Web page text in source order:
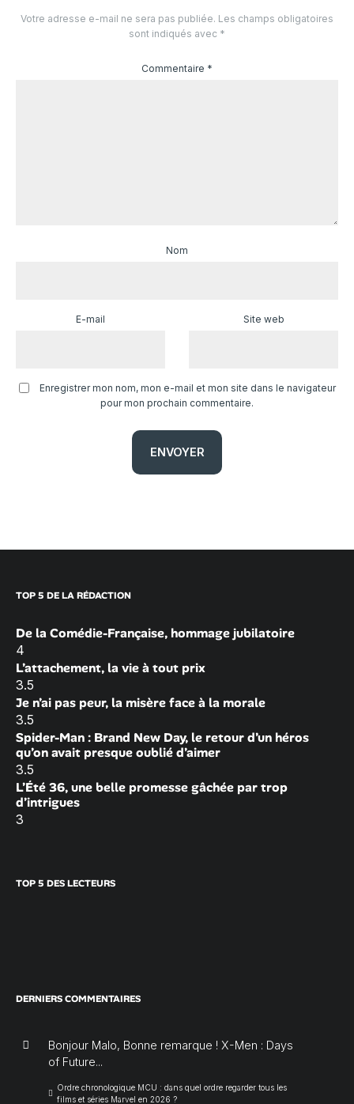
Votre adresse e-mail ne sera pas publiée. Les champs obligatoires
sont indiqués avec *
Commentaire *
Nom
E-mail Site web
Enregistrer mon nom, mon e-mail et mon site dans le navigateur
pour mon prochain commentaire.
TOP 5 DE LA RÉDACTION
De la Comédie-Française, hommage jubilatoire
4
L’attachement, la vie à tout prix
3.5
Je n’ai pas peur, la misère face à la morale
3.5
Spider-Man : Brand New Day, le retour d’un héros
qu’on avait presque oublié d’aimer
3.5
L’Été 36, une belle promesse gâchée par trop
d’intrigues
3
TOP 5 DES LECTEURS
DERNIERS COMMENTAIRES
Bonjour Malo, Bonne remarque ! X-Men : Days
of Future...
Ordre chronologique MCU : dans quel ordre regarder tous les
films et séries Marvel en 2026 ?